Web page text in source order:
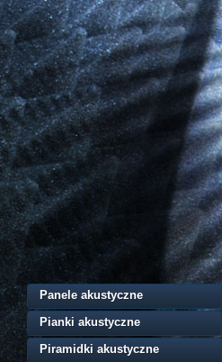
Panele akustyczne
Pianki akustyczne
Piramidki akustyczne